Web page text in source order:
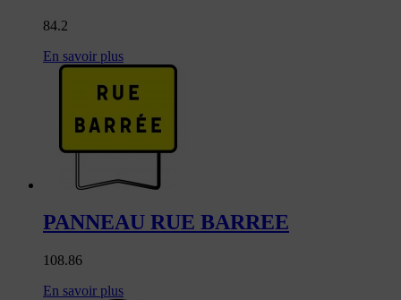
84.2
En savoir plus
PANNEAU RUE BARREE
108.86
En savoir plus